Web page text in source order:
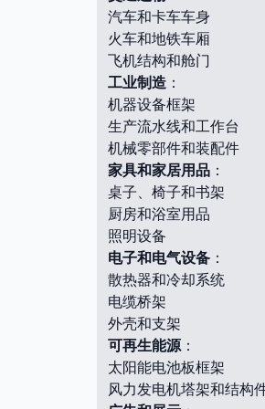
汽车和卡车车身
火车和地铁车厢
飞机结构和舱门
工业制造 ：
机器设备框架
生产流水线和工作台
机械零部件和装配件
家具和家居用品 ：
桌子、椅子和书架
厨房和浴室用品
照明设备
电子和电气设备 ：
散热器和冷却系统
电缆桥架
外壳和支架
可再生能源：
太阳能电池板框架
风力发电机塔架和结构